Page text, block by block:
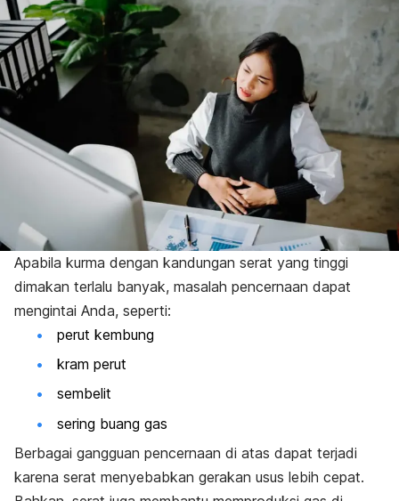
Apabila kurma dengan kandungan serat yang tinggi
dimakan terlalu banyak, masalah pencernaan dapat
mengintai Anda, seperti:
perut kembung
kram perut
sembelit
sering buang gas
Berbagai gangguan pencernaan di atas dapat terjadi
karena serat menyebabkan gerakan usus lebih cepat.